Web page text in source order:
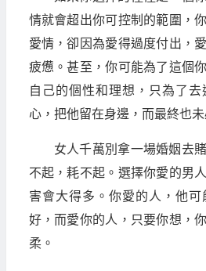
情就會超出你可控制的範圍，
愛情，卻因為愛得過度付出，
疲憊。甚至，你可能為了這個
自己的個性和理想，只為了
心，把他留在身邊，而最終也
女人千萬別拿一場婚姻去
不起，耗不起。選擇你愛的男
害會大得多。你愛的人，他
好，而愛你的人，只要你想，
柔。